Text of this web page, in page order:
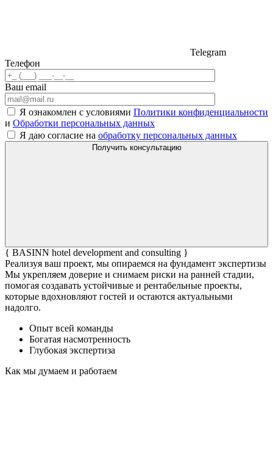
Telegram
Телефон
Ваш email
Я ознакомлен с условиями Политики конфиденциальности
и Обработки персональных данных
Я даю согласие на обработку персональных данных
Получить консультацию
{ BASINN hotel development and consulting }
Реализуя ваш проект, мы опираемся на фундамент экспертизы
Мы укрепляем доверие и снимаем риски на ранней стадии,
помогая создавать устойчивые и рентабельные проекты,
которые вдохновляют гостей и остаются актуальными
надолго.
Опыт всей команды
Богатая насмотренность
Глубокая экспертиза
Как мы думаем и работаем